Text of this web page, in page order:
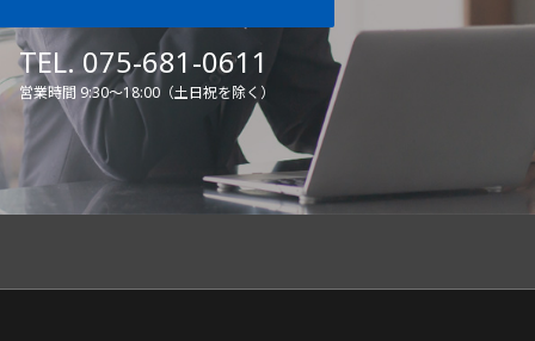
TEL. 075-681-0611
営業時間 9:30～18:00（土日祝を除く）